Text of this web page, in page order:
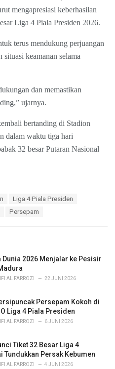
mengapresiasi keberhasilan
Liga 4 Piala Presiden 2026.
terus mendukung perjuangan
situasi keamanan selama
dan memastikan
ujarnya.
bertanding di Stadion
dalam waktu tiga hari
32 besar Putaran Nasional
Liga 4 Piala Presiden
Persepam
Dunia 2026 Menjalar ke Pesisir
AL FARROZI 22 JUNI 2026
Persepam Kokoh di
Liga 4 Piala Presiden
AL FARROZI 6 JUNI 2026
Tiket 32 Besar Liga 4
Tundukkan Persak Kebumen
AL FARROZI 4 JUNI 2026